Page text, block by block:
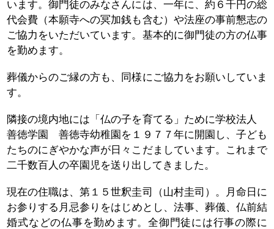
います。御門徒のみなさんには、一年に、約６千円の総
代会費（本願寺への冥加銭も含む）や法座の事前懇志の
ご協力をいただいています。 基本的に御門徒の方の仏事
を勤めます。
葬儀からのご縁の方も、同様にご協力をお願いしていま
す。
隣接の境内地には「仏の子を育てる」ために学校法人
善徳学園 善徳寺幼稚園を１９７７年に開園し、子ども
たちのにぎやかな声が日々こだましています。これまで
二千数百人の卒園児を送り出してきました。
現在の住職は、第１５世釈圭司（山村圭司）。月命日に
お参りする月忌参 りをはじめとし 、法事、葬儀、仏前結
婚式などの仏事を勤めます。全御門徒には行事の際に